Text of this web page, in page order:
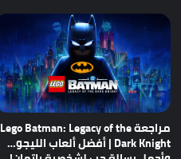
مراجعة Lego Batman: Legacy of the
Dark Knight | أفضل ألعاب الليجو…